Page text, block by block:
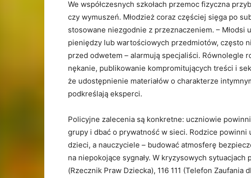
We współczesnych szkołach przemoc fizyczna
czy wymuszeń. Młodzież coraz częściej sięga po
stosowane niezgodnie z przeznaczeniem. – Młodsi
pieniędzy lub wartościowych przedmiotów, często
przed odwetem – alarmują specjaliści. Równolegle
nękanie, publikowanie kompromitujących treści i
że udostępnienie materiałów o charakterze
podkreślają eksperci.
Policyjne zalecenia są konkretne: uczniowie
grupy i dbać o prywatność w sieci. Rodzice
dzieci, a nauczyciele – budować atmosferę
na niepokojące sygnały. W kryzysowych sytuacjach
(Rzecznik Praw Dziecka), 116 111 (Telefon Zaufania